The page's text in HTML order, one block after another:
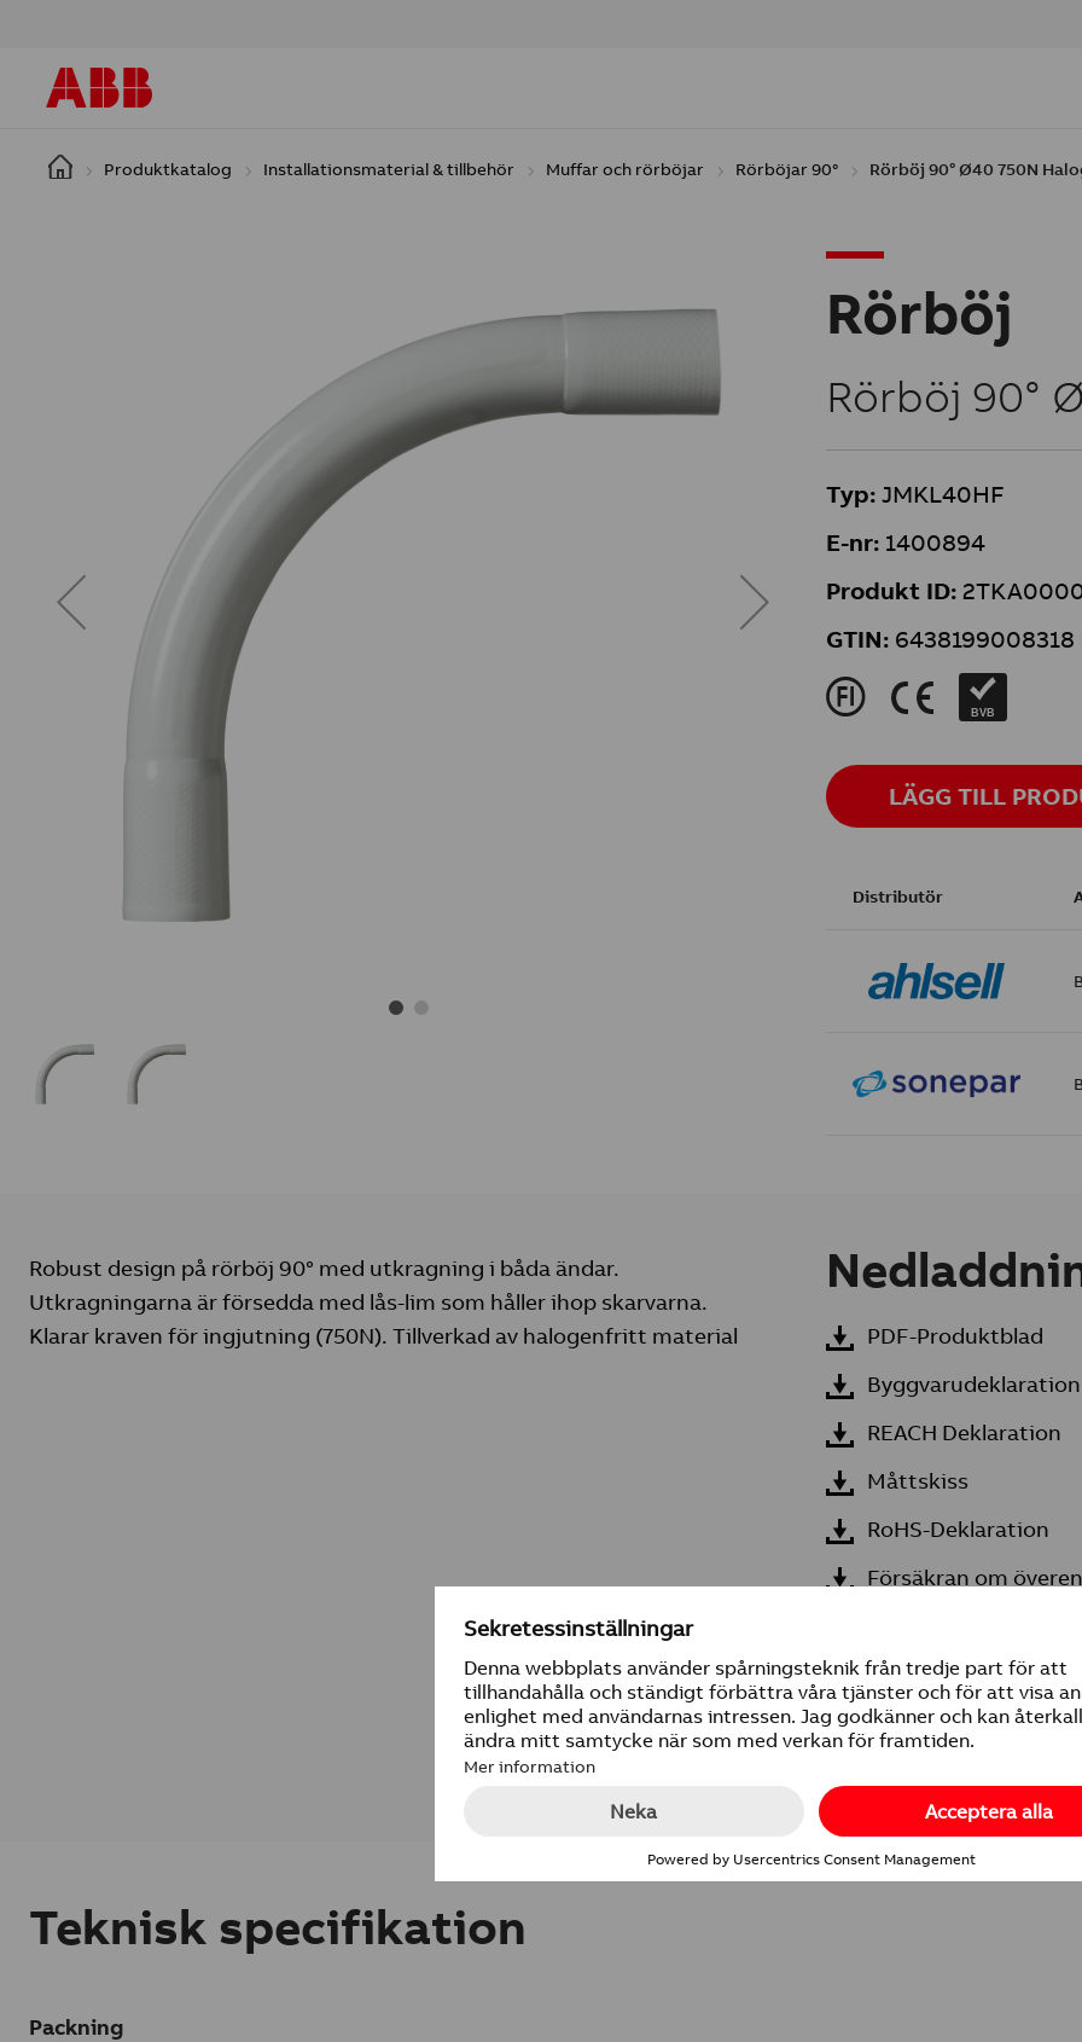
Produktkatalog Installationsmaterial & tillbehör Muffar och rörböjar Rörböjar 90° Rörböj 90° Ø40 750N
Rörböj
Rörböj 90°
Typ: JMKL40HF
E-nr: 1400894
Produkt ID:
GTIN: 6438199008318
J K BVB
LÄGG TILL
Distributör
Robust design på rörböj 90° med utkragning i båda ändar.
Utkragningarna är försedda med lås-lim som håller ihop skarvarna.
Klarar kraven för ingjutning (750N). Tillverkad av halogenfritt material
PDF-Produktblad
Byggvarudeklaration
REACH Deklaration
Måttskiss
RoHS-Deklaration
Försäkran om
Fullständig
Teknisk specifikation
Packning